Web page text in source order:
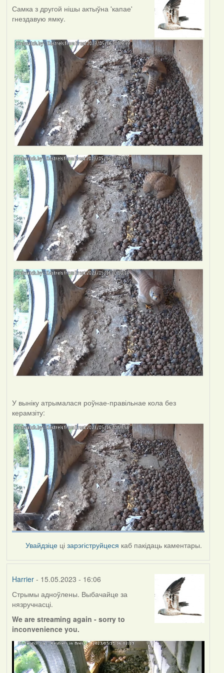
Самка з другой нішы актыўна 'капае'
гнездавую ямку.
У выніку атрымалася роўнае-правільнае кола без
керамзіту:
Увайдзіце цізарэгіструйцеся каб пакідаць каментары.
Harrier- 15.05.2023 - 16:06
Стрымы адноўлены. Выбачайце за
нязручнасці.
We are streaming again - sorry to
inconvenience you.